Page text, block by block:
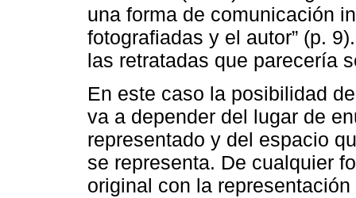
una forma de comunicación
fotografiadas y el autor” (p.
las retratadas que parecería
En este caso la posibilidad
va a depender del lugar de
representado y del espacio
se representa. De cualquier
original con la